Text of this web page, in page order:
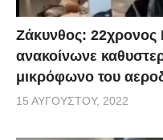
Ζάκυνθος: 22χρονος
ανακοίνωνε
μικρόφωνο του
15 ΑΥΓΟΎΣΤΟΥ, 2022